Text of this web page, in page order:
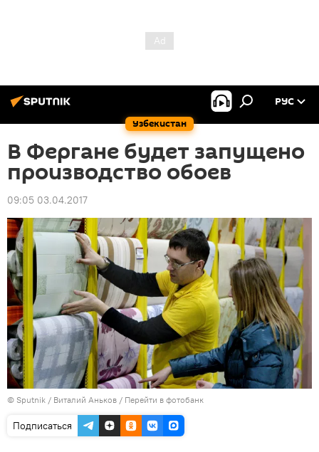
Узбекистан
РУС
В Фергане будет запущено
производство обоев
09:05 03.04.2017
© Sputnik / Виталий Аньков / Перейти в фотобанк
Подписаться